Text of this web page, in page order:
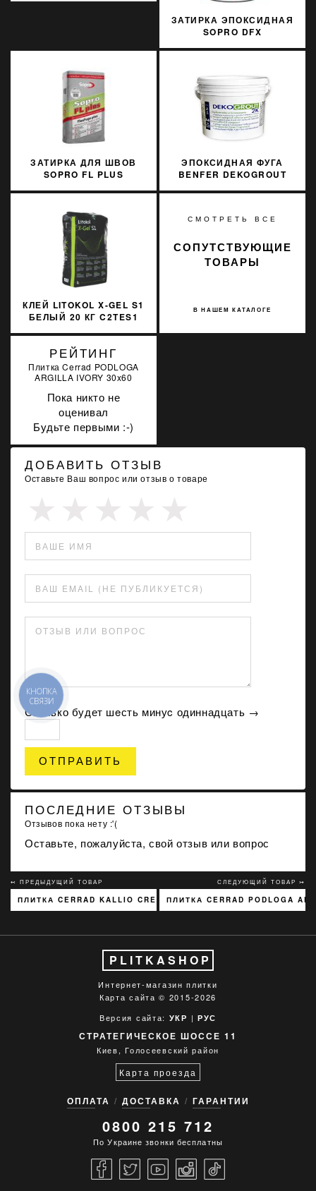
ЗАТИРКА ЭПОКСИДНАЯ
SOPRO DFX
ЗАТИРКА ДЛЯ ШВОВ
SOPRO FL PLUS
ЭПОКСИДНАЯ ФУГА
BENFER DEKOGROUT
КЛЕЙ LITOKOL X-GEL S1
БЕЛЫЙ 20 КГ C2TES1
СМОТРЕТЬ ВСЕ
В НАШЕМ КАТАЛОГЕ
СОПУТСТВУЮЩИЕ
ТОВАРЫ
РЕЙТИНГ
Плитка Cerrad PODLOGA
ARGILLA IVORY 30x60
Пока никто не
оценивал
Будьте первыми :-)
ДОБАВИТЬ ОТЗЫВ
Оставьте Ваш вопрос или отзыв о товаре
ВАШЕ ИМЯ
ВАШ EMAIL (НЕ ПУБЛИКУЕТСЯ)
ОТЗЫВ ИЛИ ВОПРОС
Сколько будет шeсть минуc одиннадцать →
ОТПРАВИТЬ
ПОСЛЕДНИЕ ОТЗЫВЫ
Отзывов пока нету :'(
Оставьте, пожалуйста, свой отзыв или вопрос
↢ ПРЕДЫДУЩИЙ ТОВАР
ПЛИТКА CERRAD KALLIO CREAM 3768 15X45
СЛЕДУЮЩИЙ ТОВАР ↣
ПЛИТКА CERRAD PODLOGA
PLITKASHOP
Интернет-магазин плитки
Карта сайта © 2015-2026
Версия сайта: УКР | РУС
СТРАТЕГИЧЕСКОЕ ШОССЕ 11
Киев, Голосеевский район
Карта проезда
ОПЛАТА ДОСТАВКА ГАРАНТИИ
0800 215 712
По Украине звонки бесплатны